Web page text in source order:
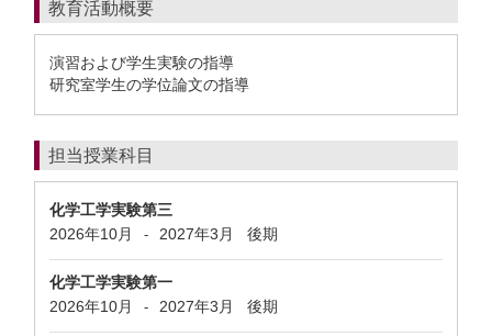
教育活動概要
演習および学生実験の指導
研究室学生の学位論文の指導
担当授業科目
化学工学実験第三
2026年10月
- 2027年3月 後期
化学工学実験第一
2026年10月
- 2027年3月 後期